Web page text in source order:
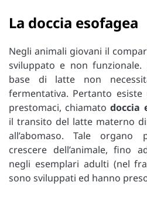
La doccia esofagea
Negli animali giovani il
sviluppato e non funzionale.
base di latte non
fermentativa. Pertanto
prestomaci, chiamatodoccia
il transito del latte materno
all’abomaso. Tale organo
crescere dell’animale, fino
negli esemplari adulti (nel
sono sviluppati ed hanno